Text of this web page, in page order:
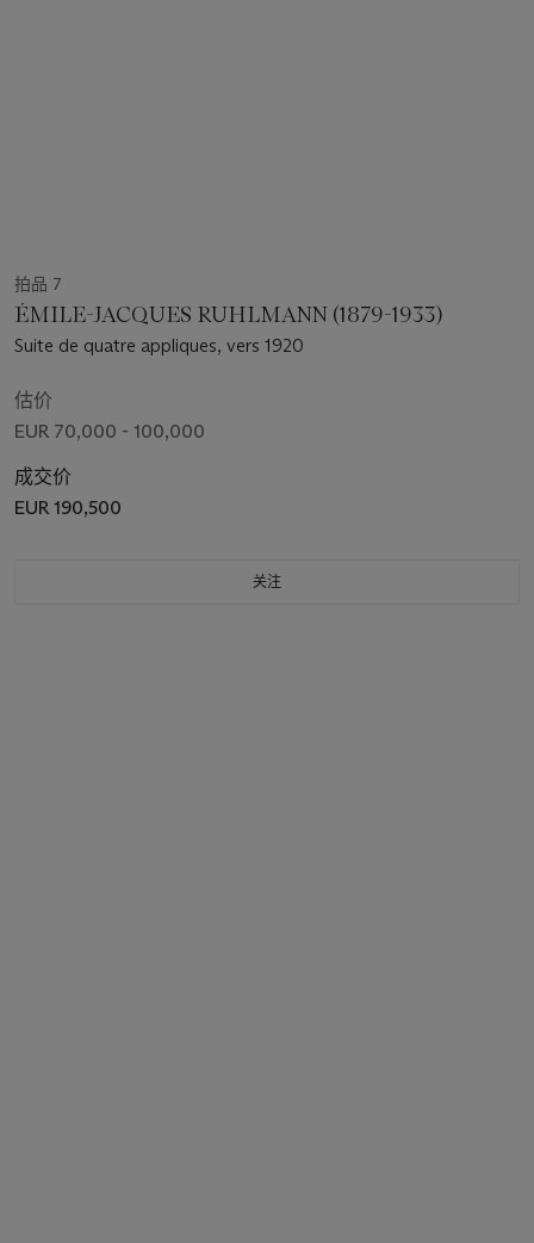
拍品 7
ÉMILE-JACQUES RUHLMANN (1879-1933)
Suite de quatre appliques, vers 1920
估价
EUR 70,000 - 100,000
成交价
EUR 190,500
关注